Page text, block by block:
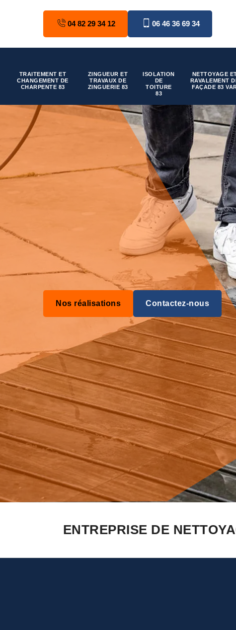
04 82 29 34 12 06 46 36 69 34
TRAITEMENT ET
CHANGEMENT DE
CHARPENTE 83
ZINGUEUR ET
TRAVAUX DE
ZINGUERIE 83
ISOLATION
DE
TOITURE
83
NETTOYAGE
RAVALEMENT
FAÇADE 83
Nos réalisations Contactez-nous
ENTREPRISE DE